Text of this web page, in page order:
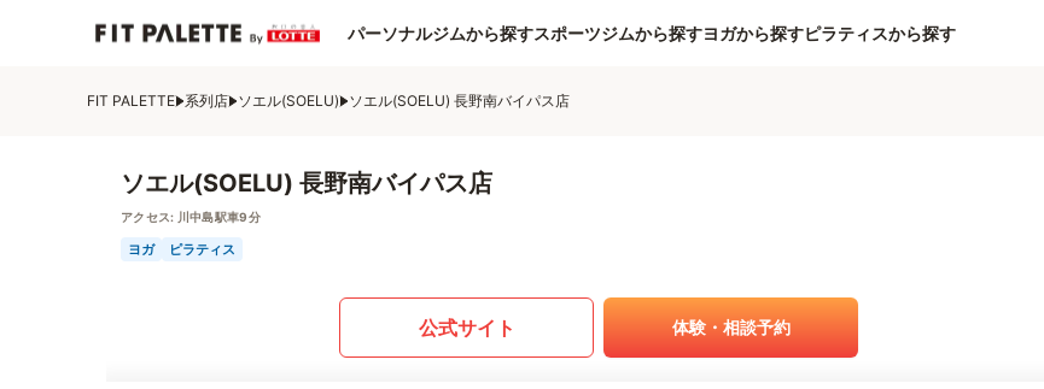
パーソナルジムから探すスポーツジムから探すヨガから探すピラティスから探す
FIT PALETTE 系列店 ソエル(SOELU) ソエル(SOELU) 長野南バイパス店
ソエル(SOELU) 長野南バイパス店
アクセス: 川中島駅車9分
ヨガ ピラティス
公式サイト 体験・相談予約